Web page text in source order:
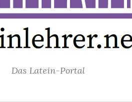
Das Latein-Portal